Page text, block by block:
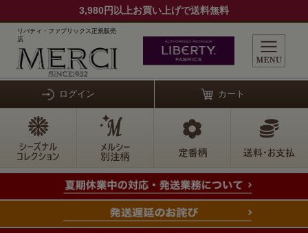
3,980円以上お買い上げで送料無料
リバティ・ファブリックス正規販売
店
ログイン カート